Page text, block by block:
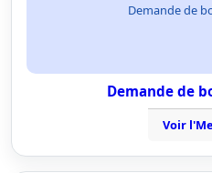
Demande de
Demande de
Voir